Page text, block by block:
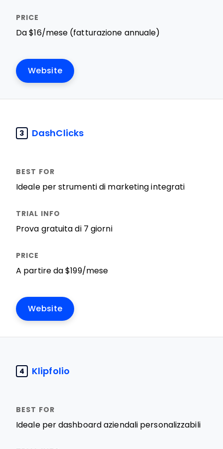
Da $16/mese (fatturazione annuale)
Website
3 DashClicks
Ideale per strumenti di marketing integrati
Prova gratuita di 7 giorni
A partire da $199/mese
Website
4 Klipfolio
Ideale per dashboard aziendali personalizzabili